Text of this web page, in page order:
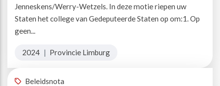
Jenneskens/Werry-Wetzels. In deze motie riepen uw
Staten het college van Gedeputeerde Staten op om:1. Op
geen...
2024 | Provincie Limburg
Beleidsnota